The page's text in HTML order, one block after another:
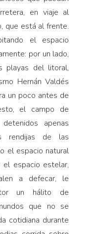
en viaje al
que está al frente.
el espacio
por un lado,
playas del litoral,
Hernán Valdés
un poco antes de
el campo de
apenas
rendijas de las
el espacio natural
espacio estelar,
a defecar, le
un hálito de
que no se
cotidiana durante